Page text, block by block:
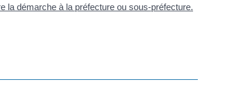
la démarche à la préfecture ou sous-préfecture.